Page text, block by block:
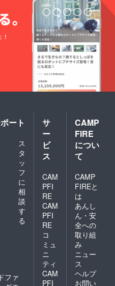
ート
ス
タ
ッ
フ
に
相
談
す
る
ファ
サ
ー
ビ
ス
CAM
PFI
RE
CAM
PFI
RE
コ
ミュ
ニ
ティ
CAM
PFI
CAMP
FIRE
につい
て
CAMP
FIREと
は
あんし
ん・安
全への
取り組
み
ニュー
ス
ヘルプ
お問い